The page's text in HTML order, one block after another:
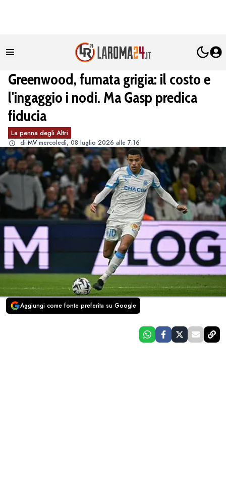
Greenwood, fumata grigia: il costo e
l'ingaggio i nodi. Ma Gasp predica
fiducia
La penna degli Altri
di MV mercoledì, 08 luglio 2026 alle 7:16
Aggiungi come fonte preferita su Google